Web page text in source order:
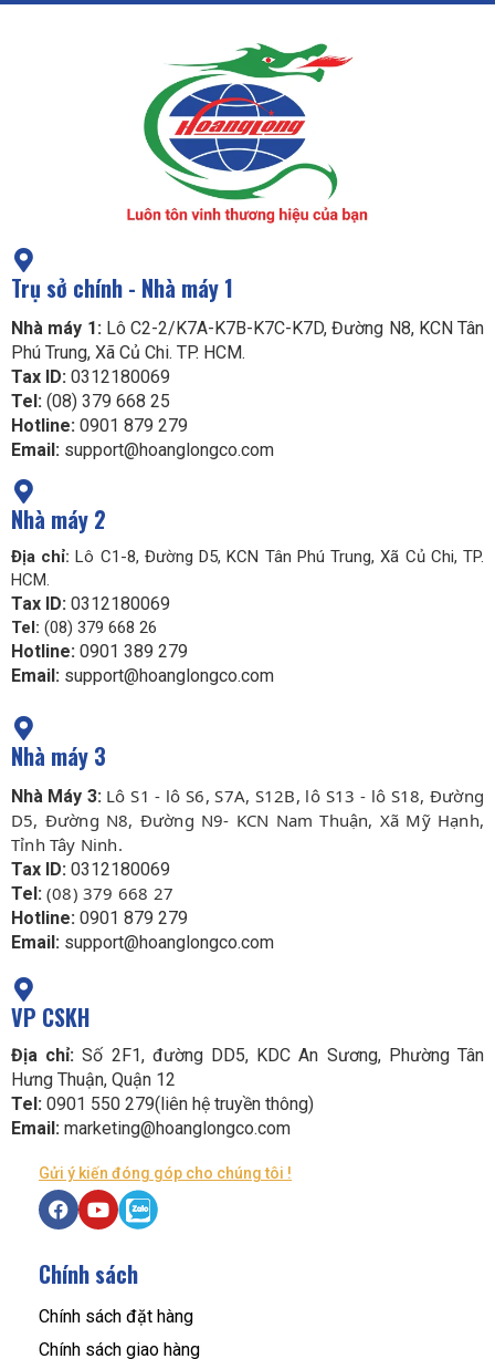
Trụ sở chính - Nhà máy 1
Nhà máy 1:Lô C2-2/K7A-K7B-K7C-K7D, Đường N8, KCN Tân
Phú Trung, Xã Củ Chi. TP. HCM.
Tax ID: 0312180069
Tel: (08) 379 668 25
Hotline: 0901 879 279
Email: support@hoanglongco.com
Nhà máy 2
Địa chỉ: Lô C1-8, Đường D5, KCN Tân Phú Trung, Xã Củ Chi, TP.
HCM.
Tax ID: 0312180069
Tel: (08) 379 668 26
Hotline: 0901 389 279
Email: support@hoanglongco.com
Nhà máy 3
Nhà Máy 3: Lô S1 - lô S6, S7A, S12B, lô S13 - lô S18, Đường
D5, Đường N8, Đường N9- KCN Nam Thuận, Xã Mỹ Hạnh,
Tỉnh Tây Ninh.
Tax ID: 0312180069
Tel: (08) 379 668 27
Hotline: 0901 879 279
Email: support@hoanglongco.com
VP CSKH
Địa chỉ: Số 2F1, đường DD5, KDC An Sương, Phường Tân
Hưng Thuận, Quận 12
Tel: 0901 550 279(liên hệ truyền thông)
Email: marketing@hoanglongco.com
Gửi ý kiến đóng góp cho chúng tôi !
Chính sách
Chính sách đặt hàng
Chính sách giao hàng